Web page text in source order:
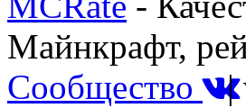
Майнкрафт,
Сообщество |